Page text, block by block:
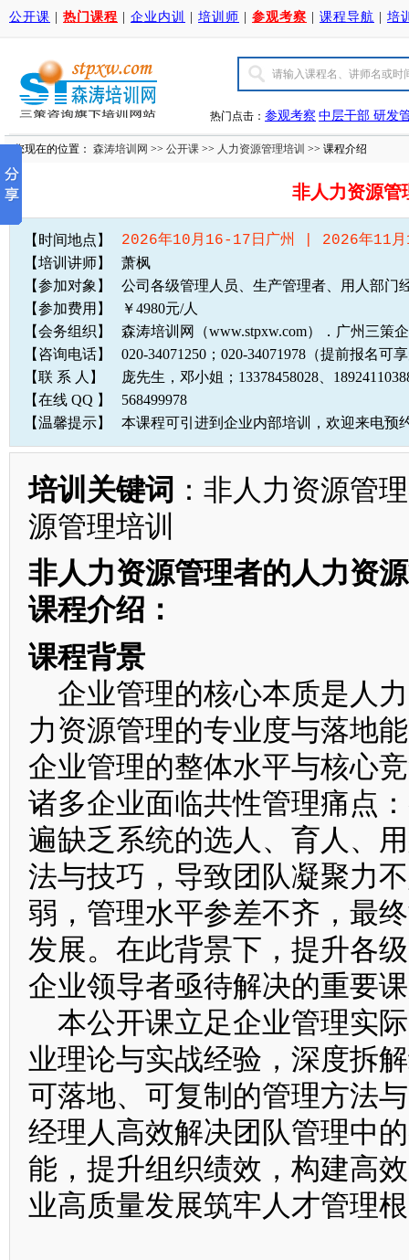
公开课 热门课程 企业内训 培训师 参观考察 课程导航 培
热门点击： 参观考察 中层干部 研发
您现在的位置： 森涛培训网 >> 公开课 >> 人力资源管理培训 >> 课程介绍
非人力资源管
【时间地点】 2026年10月16-17日广州 | 2026年11
【培训讲师】
萧枫
【参加对象】
公司各级管理人员、生产管理者、用人部门
【参加费用】
￥4980元/人
【会务组织】
森涛培训网（www.stpxw.com）．广州三策
【咨询电话】
020-34071250；020-34071978（提前报名可
【联 系 人】
庞先生，邓小姐；13378458028、
【在线 QQ 】
568499978
【温馨提示】
本课程可引进到企业内部培训，欢迎来电预
培训关键词 ：非人力资源管
源管理培训
非人力资源管理者的人力资
课程介绍：
课程背景
企业管理的核心本质是人
力资源管理的专业度与落地
企业管理的整体水平与核心
诸多企业面临共性管理痛点
遍缺乏系统的选人、育人、
法与技巧，导致团队凝聚力
弱，管理水平参差不齐，最
发展。在此背景下，提升各
企业领导者亟待解决的重要
本公开课立足企业管理实
业理论与实战经验，深度拆
可落地、可复制的管理方法
经理人高效解决团队管理中
能，提升组织绩效，构建高
业高质量发展筑牢人才管理